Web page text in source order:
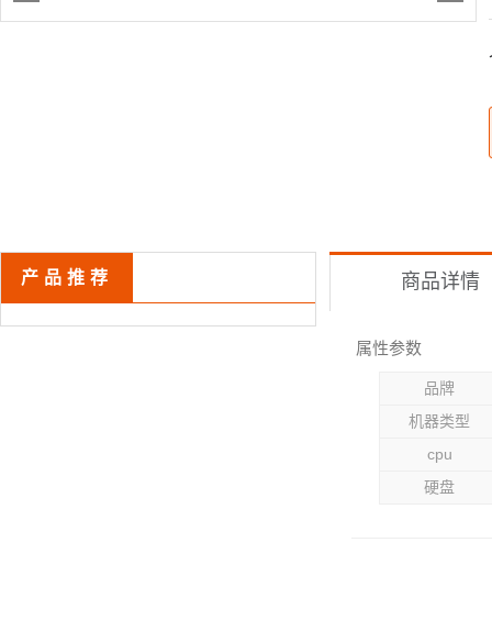
产品推荐 商品详情
属性参数
品牌
机器类型
cpu
硬盘